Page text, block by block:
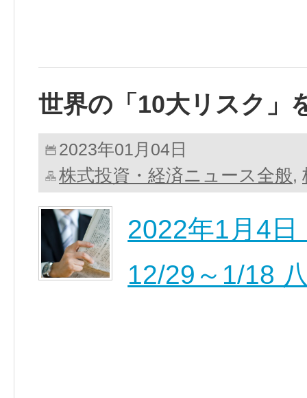
世界の「10大リスク」
2023年01月04日
株式投資・経済ニュース全般,
2022年1月4
12/29～1/18